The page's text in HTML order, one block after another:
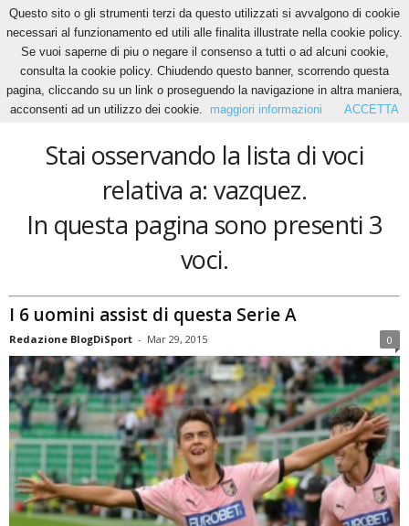
Home Tags Vazquez
vazquez
Stai osservando la lista di voci
relativa a: vazquez.
In questa pagina sono presenti 3
voci.
I 6 uomini assist di questa Serie A
Redazione BlogDiSport - Mar 29, 2015 0
Questo sito o gli strumenti terzi da questo utilizzati si avvalgono di cookie
necessari al funzionamento ed utili alle finalita illustrate nella cookie policy.
Se vuoi saperne di piu o negare il consenso a tutti o ad alcuni cookie,
consulta la cookie policy. Chiudendo questo banner, scorrendo questa
pagina, cliccando su un link o proseguendo la navigazione in altra maniera,
acconsenti ad un utilizzo dei cookie.
maggiori informazioni ACCETTA